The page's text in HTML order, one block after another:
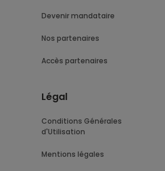
Devenir mandataire
Nos partenaires
Accès partenaires
Légal
Conditions Générales
d'Utilisation
Mentions légales